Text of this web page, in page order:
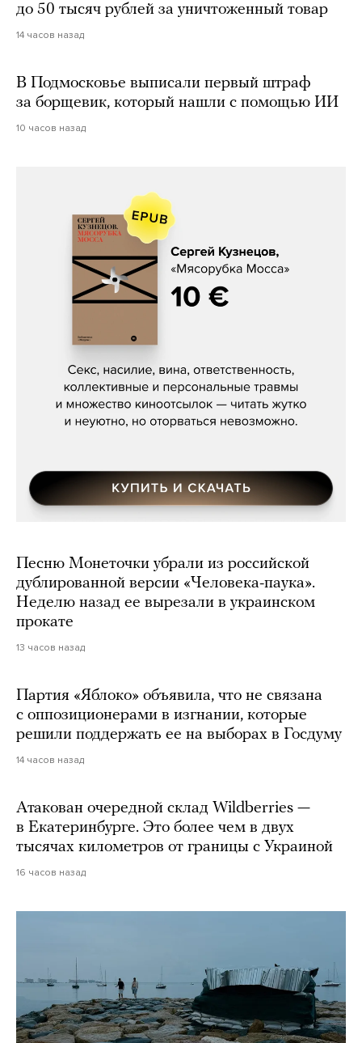
до 50 тысяч рублей за уничтоженный товар
14 часов назад
В Подмосковье выписали первый штраф
за борщевик, который нашли с помощью ИИ
10 часов назад
Сергей Кузнецов, «Мясорубка
Песню Монеточки убрали из российской
дублированной версии «Человека-паука».
Неделю назад ее вырезали в украинском
прокате
13 часов назад
Партия «Яблоко» объявила, что не связана
с оппозиционерами в изгнании, которые
решили поддержать ее на выборах в Госдуму
14 часов назад
Атакован очередной склад Wildberries —
в Екатеринбурге. Это более чем в двух
тысячах километров от границы с Украиной
16 часов назад